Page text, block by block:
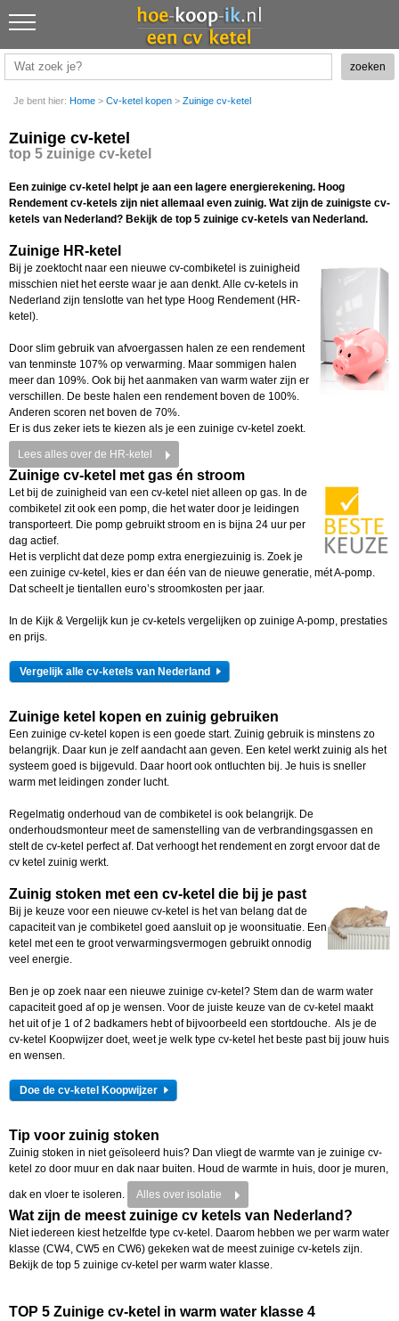
Je bent hier: Home > Cv-ketel kopen > Zuinige cv-ketel
Zuinige cv-ketel
top 5 zuinige cv-ketel
Een zuinige cv-ketel helpt je aan een lagere energierekening. Hoog
Rendement cv-ketels zijn niet allemaal even zuinig. Wat zijn de zuinigste cv-
ketels van Nederland? Bekijk de top 5 zuinige cv-ketels van Nederland.
Zuinige HR-ketel
Bij je zoektocht naar een nieuwe cv-combiketel is zuinigheid
misschien niet het eerste waar je aan denkt. Alle cv-ketels in
Nederland zijn tenslotte van het type Hoog Rendement (HR-
ketel).
Door slim gebruik van afvoergassen halen ze een rendement
van tenminste 107% op verwarming. Maar sommigen halen
meer dan 109%. Ook bij het aanmaken van warm water zijn er
verschillen. De beste halen een rendement boven de 100%.
Anderen scoren net boven de 70%.
Er is dus zeker iets te kiezen als je een zuinige cv-ketel zoekt.
Lees alles over de HR-ketel
Zuinige cv-ketel met gas én stroom
Let bij de zuinigheid van een cv-ketel niet alleen op gas. In de
combiketel zit ook een pomp, die het water door je leidingen
transporteert. Die pomp gebruikt stroom en is bijna 24 uur per
dag actief.
Het is verplicht dat deze pomp extra energiezuinig is. Zoek je
een zuinige cv-ketel, kies er dan één van de nieuwe generatie, mét A-pomp.
Dat scheelt je tientallen euro’s stroomkosten per jaar.
In de Kijk & Vergelijk kun je cv-ketels vergelijken op zuinige A-pomp, prestaties
en prijs.
Vergelijk alle cv-ketels van Nederland
Zuinige ketel kopen en zuinig gebruiken
Een zuinige cv-ketel kopen is een goede start. Zuinig gebruik is minstens zo
belangrijk. Daar kun je zelf aandacht aan geven. Een ketel werkt zuinig als het
systeem goed is bijgevuld. Daar hoort ook ontluchten bij. Je huis is sneller
warm met leidingen zonder lucht.
Regelmatig onderhoud van de combiketel is ook belangrijk. De
onderhoudsmonteur meet de samenstelling van de verbrandingsgassen en
stelt de cv-ketel perfect af. Dat verhoogt het rendement en zorgt ervoor dat de
cv ketel zuinig werkt.
Zuinig stoken met een cv-ketel die bij je past
Bij je keuze voor een nieuwe cv-ketel is het van belang dat de
capaciteit van je combiketel goed aansluit op je woonsituatie. Een
ketel met een te groot verwarmingsvermogen gebruikt onnodig
veel energie.
Ben je op zoek naar een nieuwe zuinige cv-ketel? Stem dan de warm water
capaciteit goed af op je wensen. Voor de juiste keuze van de cv-ketel maakt
het uit of je 1 of 2 badkamers hebt of bijvoorbeeld een stortdouche. Als je de
cv-ketel Koopwijzer doet, weet je welk type cv-ketel het beste past bij jouw huis
en wensen.
Doe de cv-ketel Koopwijzer
Tip voor zuinig stoken
Zuinig stoken in niet geïsoleerd huis? Dan vliegt de warmte van je zuinige cv-
ketel zo door muur en dak naar buiten. Houd de warmte in huis, door je muren,
dak en vloer te isoleren. Alles over isolatie
Wat zijn de meest zuinige cv ketels van Nederland?
Niet iedereen kiest hetzelfde type cv-ketel. Daarom hebben we per warm water
klasse (CW4, CW5 en CW6) gekeken wat de meest zuinige cv-ketels zijn.
Bekijk de top 5 zuinige cv-ketel per warm water klasse.
TOP 5 Zuinige cv-ketel in warm water klasse 4